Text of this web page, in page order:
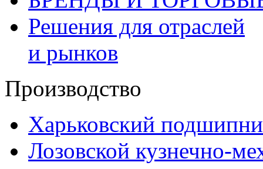
Решения для отраслей
и рынков
Производство
Харьковский
Лозовской кузнечно-